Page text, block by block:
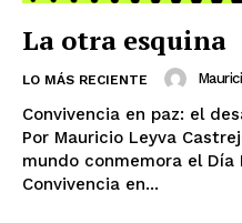
La otra esquina
LO MÁS RECIENTE
Convivencia en paz: el
Por Mauricio Leyva Castrejón Cada 16 de
mundo conmemora el
Convivencia en...